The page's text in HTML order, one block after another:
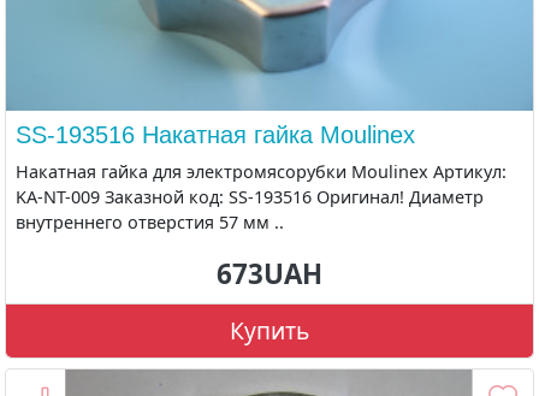
SS-193516 Накатная гайка Moulinex
Накатная гайка для электромясорубки Moulinex Артикул:
KA-NT-009 Заказной код: SS-193516 Оригинал! Диаметр
внутреннего отверстия 57 мм ..
673UAH
Купить